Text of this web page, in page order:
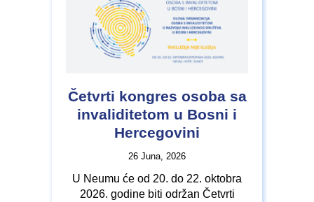
Četvrti kongres osoba sa
invaliditetom u Bosni i
Hercegovini
26 Juna, 2026
U Neumu će od 20. do 22. oktobra
2026. godine biti održan Četvrti